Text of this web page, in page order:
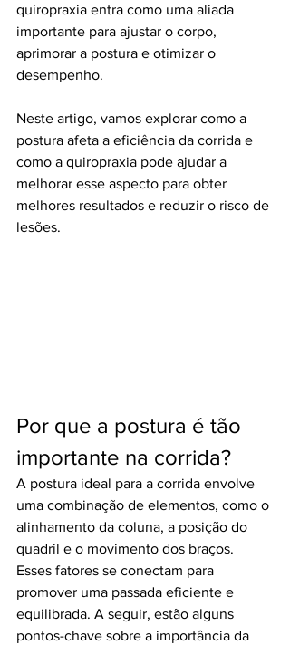
quiropraxia entra como uma aliada
importante para ajustar o corpo,
aprimorar a postura e otimizar o
desempenho.
Neste artigo, vamos explorar como a
postura afeta a eficiência da corrida e
como a quiropraxia pode ajudar a
melhorar esse aspecto para obter
melhores resultados e reduzir o risco de
lesões.
Por que a postura é tão
importante na corrida?
A postura ideal para a corrida envolve
uma combinação de elementos, como o
alinhamento da coluna, a posição do
quadril e o movimento dos braços.
Esses fatores se conectam para
promover uma passada eficiente e
equilibrada. A seguir, estão alguns
pontos-chave sobre a importância da